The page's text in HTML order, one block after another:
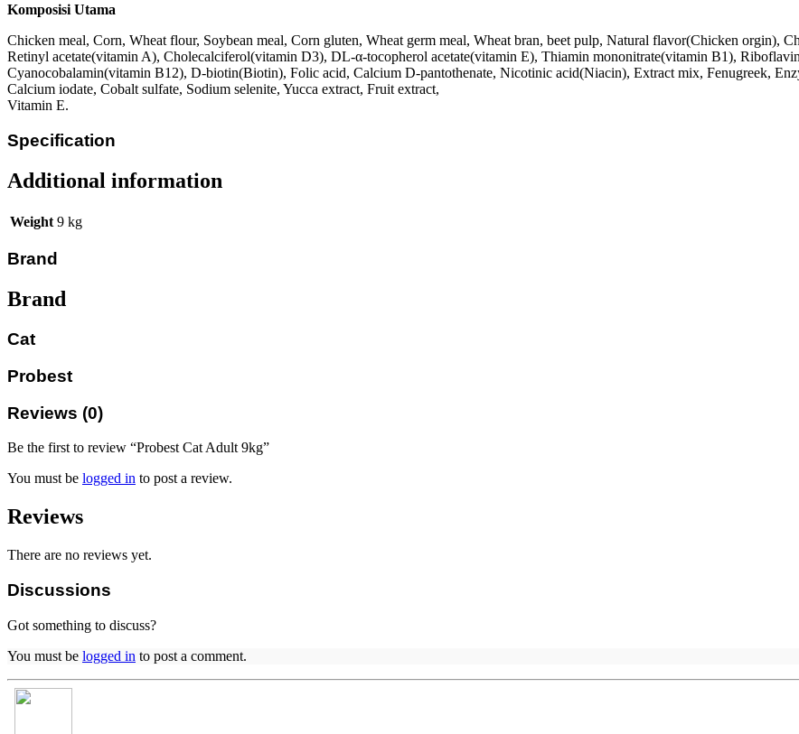
Komposisi Utama
Chicken meal, Corn, Wheat flour, Soybean meal, Corn gluten, Wheat germ meal, Wheat bran, beet pulp, Natural flavor(Chicken orgin),
Retinyl acetate(vitamin A), Cholecalciferol(vitamin D3), DL-α-tocopherol acetate(vitamin E), Thiamin mononitrate(vitamin B1),
Cyanocobalamin(vitamin B12), D-biotin(Biotin), Folic acid, Calcium D-pantothenate, Nicotinic acid(Niacin), Extract mix, Fenugreek,
Calcium iodate, Cobalt sulfate, Sodium selenite, Yucca extract, Fruit extract,
Vitamin E.
Specification
Additional information
Weight 9 kg
Brand
Brand
Cat
Probest
Reviews (0)
Be the first to review “Probest Cat Adult 9kg”
You must be logged in to post a review.
Reviews
There are no reviews yet.
Discussions
Got something to discuss?
You must be logged in to post a comment.